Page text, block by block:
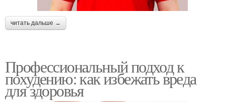
читать дальше →
Профессиональный подход к
похудению: как избежать вреда
для здоровья